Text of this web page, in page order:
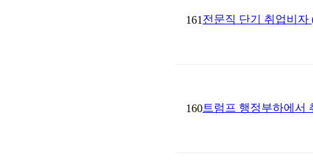
161 전문직 단기 취업비자
160트럼프 행정부하에서